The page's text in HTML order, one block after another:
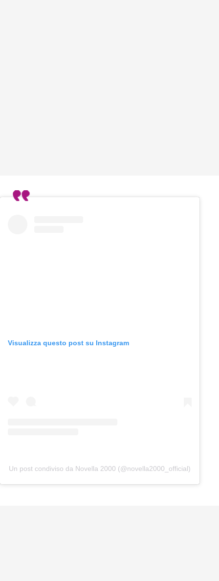
Visualizza questo post su Instagram
Un post condiviso da Novella 2000 (@novella2000_official)